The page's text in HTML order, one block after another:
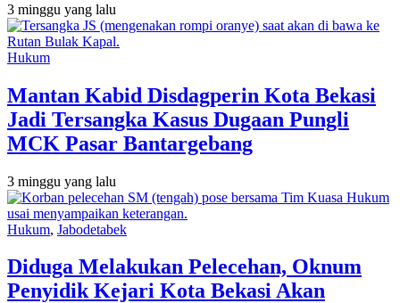
3 minggu yang lalu
Hukum
Mantan Kabid Disdagperin Kota Bekasi
Jadi Tersangka Kasus Dugaan Pungli
MCK Pasar Bantargebang
3 minggu yang lalu
Hukum, Jabodetabek
Diduga Melakukan Pelecehan, Oknum
Penyidik Kejari Kota Bekasi Akan